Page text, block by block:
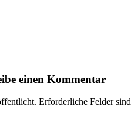
einen Kommentar
Erforderliche Felder